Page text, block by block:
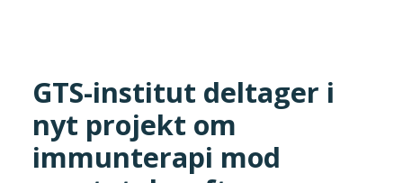
Search
GTS-institut deltager i
nyt projekt om
immunterapi mod